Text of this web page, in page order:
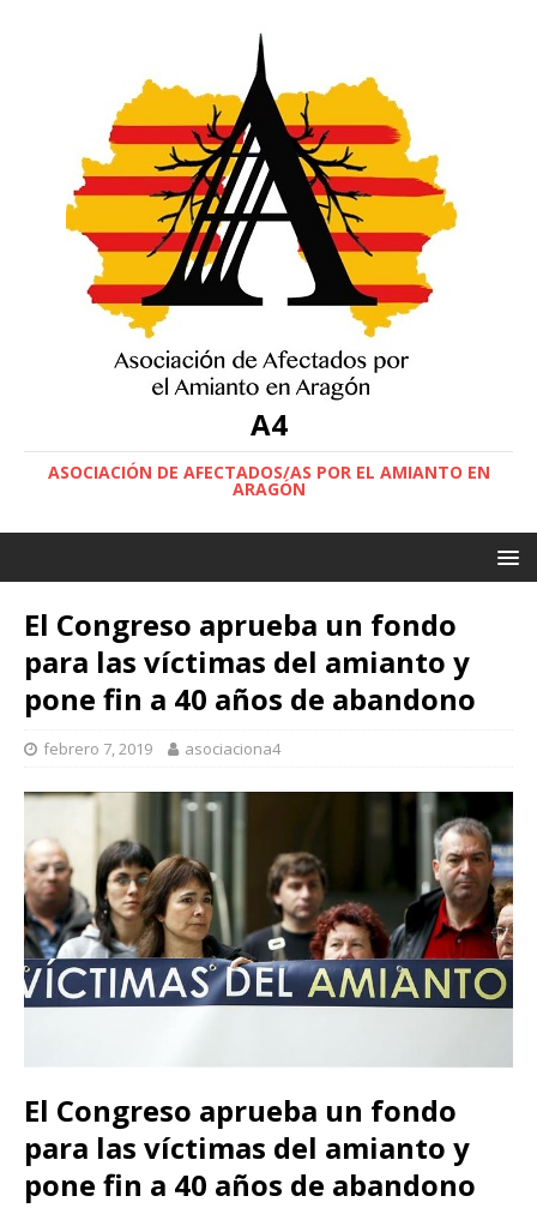
A4
ASOCIACIÓN DE AFECTADOS/AS POR EL AMIANTO EN
ARAGÓN
El Congreso aprueba un fondo
para las víctimas del amianto y
pone fin a 40 años de abandono
febrero 7, 2019 asociaciona4
El Congreso aprueba un fondo
para las víctimas del amianto y
pone fin a 40 años de abandono